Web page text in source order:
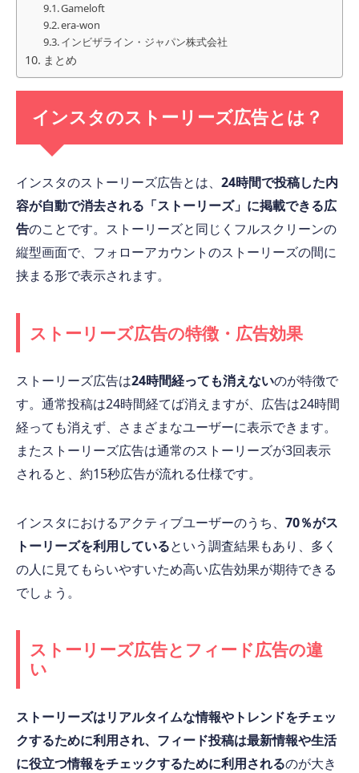
Gameloft
era-won
インビザライン・ジャパン株式会社
まとめ
インスタのストーリーズ広告とは？
インスタのストーリーズ広告とは、 24時間で投稿した内
容が自動で消去される「ストーリーズ」に掲載できる広
告のことです。ストーリーズと同じくフルスクリーンの
縦型画面で、フォローアカウントのストーリーズの間に
挟まる形で表示されます。
ストーリーズ広告の特徴・広告効果
ストーリーズ広告は24時間経っても消えないのが特徴で
す。通常投稿は24時間経てば消えますが、広告は24時間
経っても消えず、さまざまなユーザーに表示できます。
またストーリーズ広告は通常のストーリーズが3回表示
されると、約15秒広告が流れる仕様です。
インスタにおけるアクティブユーザーのうち、 70％がス
トーリーズを利用しているという調査結果もあり、多く
の人に見てもらいやすいため高い広告効果が期待できる
でしょう。
ストーリーズ広告とフィード広告の違
い
ストーリーズはリアルタイムな情報やトレンドをチェッ
クするために利用され、フィード投稿は最新情報や生活
に役立つ情報をチェックするために利用されるのが大き